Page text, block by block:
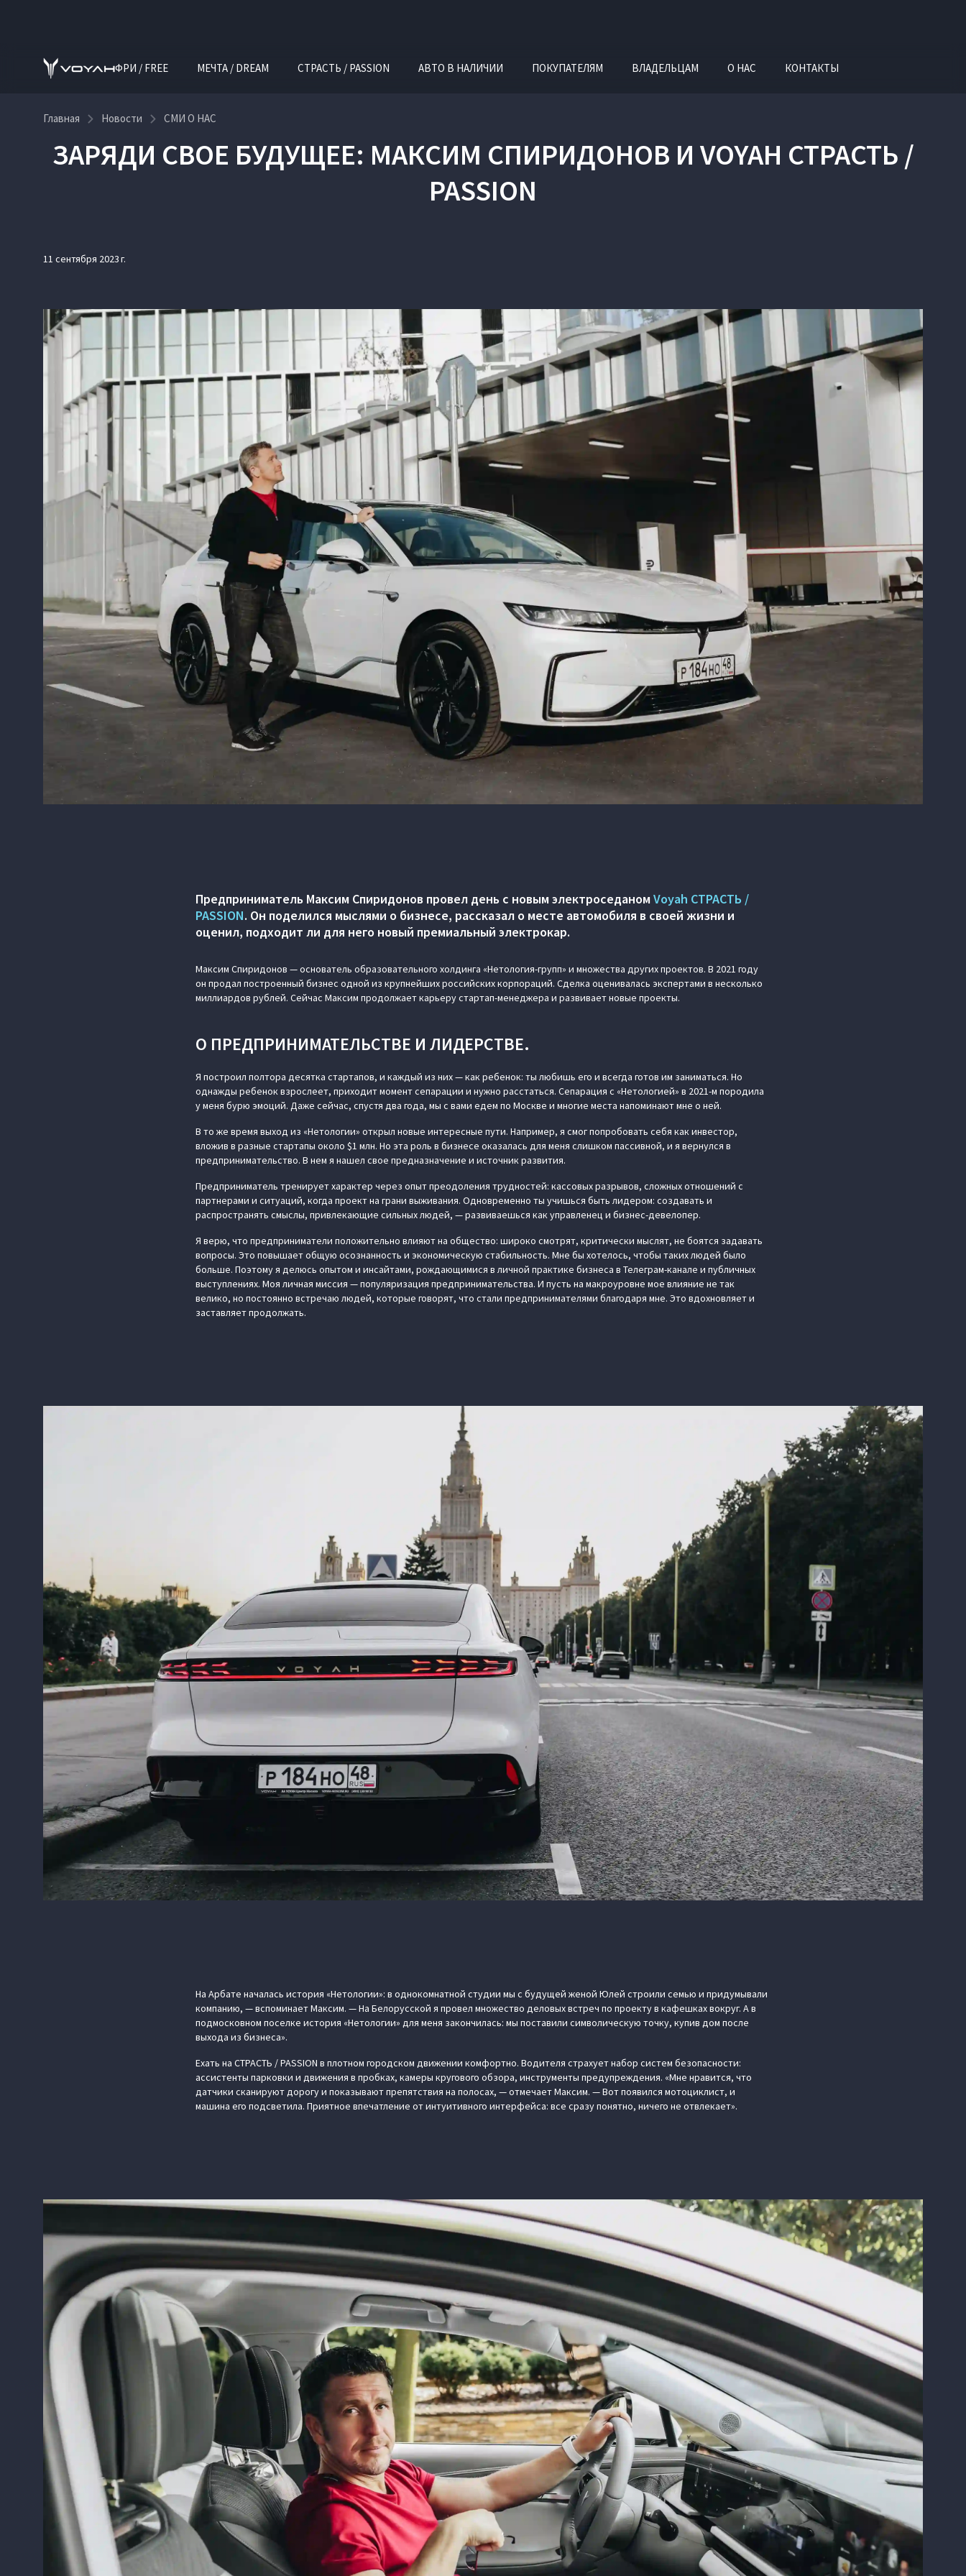
ФРИ / FREE МЕЧТА / DREAM СТРАСТЬ / PASSION АВТО В НАЛИЧИИ ПОКУПАТЕЛЯМ ВЛАДЕЛЬЦАМ О НАС КОНТАКТЫ
Главная Новости СМИ О НАС
ЗАРЯДИ СВОЕ БУДУЩЕЕ: МАКСИМ СПИРИДОНОВ И VOYAH СТРАСТЬ /
PASSION
11 сентября 2023 г.
Предприниматель Максим Спиридонов провел день с новым электроседаномVoyah СТРАСТЬ /
PASSION. Он поделился мыслями о бизнесе, рассказал о месте автомобиля в своей жизни и
оценил, подходит ли для него новый премиальный электрокар.
Максим Спиридонов — основатель образовательного холдинга «Нетология-групп» и множества других проектов. В 2021 году
он продал построенный бизнес одной из крупнейших российских корпораций. Сделка оценивалась экспертами в несколько
миллиардов рублей. Сейчас Максим продолжает карьеру стартап-менеджера и развивает новые проекты.
О ПРЕДПРИНИМАТЕЛЬСТВЕ И ЛИДЕРСТВЕ.
Я построил полтора десятка стартапов, и каждый из них — как ребенок: ты любишь его и всегда готов им заниматься. Но
однажды ребенок взрослеет, приходит момент сепарации и нужно расстаться. Сепарация с «Нетологией» в 2021-м породила
у меня бурю эмоций. Даже сейчас, спустя два года, мы с вами едем по Москве и многие места напоминают мне о ней.
В то же время выход из «Нетологии» открыл новые интересные пути. Например, я смог попробовать себя как инвестор,
вложив в разные стартапы около $1 млн. Но эта роль в бизнесе оказалась для меня слишком пассивной, и я вернулся в
предпринимательство. В нем я нашел свое предназначение и источник развития.
Предприниматель тренирует характер через опыт преодоления трудностей: кассовых разрывов, сложных отношений с
партнерами и ситуаций, когда проект на грани выживания. Одновременно ты учишься быть лидером: создавать и
распространять смыслы, привлекающие сильных людей, — развиваешься как управленец и бизнес-девелопер.
Я верю, что предприниматели положительно влияют на общество: широко смотрят, критически мыслят, не боятся задавать
вопросы. Это повышает общую осознанность и экономическую стабильность. Мне бы хотелось, чтобы таких людей было
больше. Поэтому я делюсь опытом и инсайтами, рождающимися в личной практике бизнеса в Телеграм-канале и публичных
выступлениях. Моя личная миссия — популяризация предпринимательства. И пусть на макроуровне мое влияние не так
велико, но постоянно встречаю людей, которые говорят, что стали предпринимателями благодаря мне. Это вдохновляет и
заставляет продолжать.
На Арбате началась история «Нетологии»: в однокомнатной студии мы с будущей женой Юлей строили семью и придумывали
компанию, — вспоминает Максим. — На Белорусской я провел множество деловых встреч по проекту в кафешках вокруг. А в
подмосковном поселке история «Нетологии» для меня закончилась: мы поставили символическую точку, купив дом после
выхода из бизнеса».
Ехать на СТРАСТЬ / PASSION в плотном городском движении комфортно. Водителя страхует набор систем безопасности:
ассистенты парковки и движения в пробках, камеры кругового обзора, инструменты предупреждения. «Мне нравится, что
датчики сканируют дорогу и показывают препятствия на полосах, — отмечает Максим. — Вот появился мотоциклист, и
машина его подсветила. Приятное впечатление от интуитивного интерфейса: все сразу понятно, ничего не отвлекает».